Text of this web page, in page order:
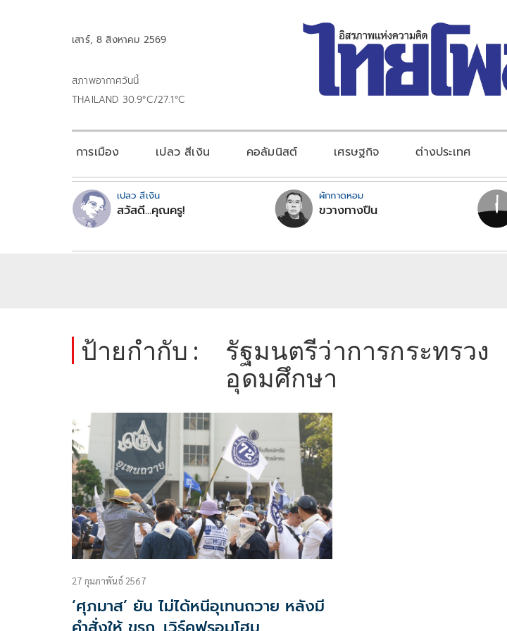
เสาร์, 8 สิงหาคม 2569
สภาพอากาศวันนี้
THAILAND 30.9°C/27.1°C
การเมือง เปลว สีเงิน คอลัมนิสต์ เศรษฐกิจ ต่างประเทศ
เปลว สีเงิน
สวัสดี...คุณครู!
ผักกาดหอม
ขวางทางปืน
ป้ายกำกับ :
รัฐมนตรีว่าการกระทรวง
อุดมศึกษา
27 กุมภาพันธ์ 2567
‘ศุภมาส’ ยัน ไม่ได้หนีอุเทนถวาย หลังมี